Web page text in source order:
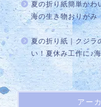
夏の折り紙簡単かわ
海の生き物おりがみ
夏の折り紙｜クジラ
い！夏休み工作に♪
アー